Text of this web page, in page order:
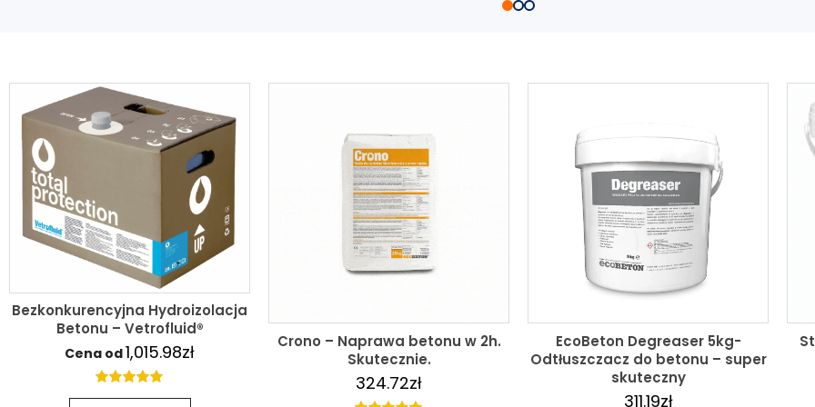
Bezkonkurencyjna Hydroizolacja
Betonu – Vetrofluid®
Cena od1,015.98zł
4.91out
Crono – Naprawa betonu w 2h.
Skutecznie.
324.72zł
EcoBeton Degreaser 5kg-
Odtłuszczacz do betonu – super
skuteczny
311.19zł